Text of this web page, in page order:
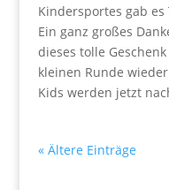
Kindersportes gab
Ein ganz großes
dieses tolle
kleinen Runde
Kids werden jetzt
« Ältere Einträge